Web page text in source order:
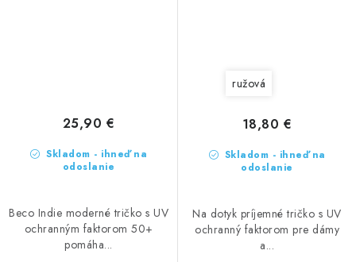
Skladom - ihneď na
odoslanie
25,90 €
Beco Indie moderné tričko s UV
ochranným faktorom 50+
pomáha...
ružová
Skladom - ihneď na
odoslanie
18,80 €
Na dotyk príjemné tričko s UV
ochranný faktorom pre dámy
a...